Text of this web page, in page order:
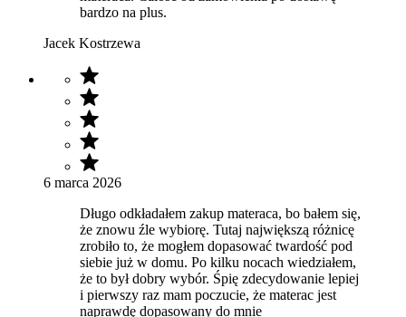
bardzo na plus.
Jacek Kostrzewa
6 marca 2026
Długo odkładałem zakup materaca, bo bałem się,
że znowu źle wybiorę. Tutaj największą różnicę
zrobiło to, że mogłem dopasować twardość pod
siebie już w domu. Po kilku nocach wiedziałem,
że to był dobry wybór. Śpię zdecydowanie lepiej
i pierwszy raz mam poczucie, że materac jest
naprawdę dopasowany do mnie